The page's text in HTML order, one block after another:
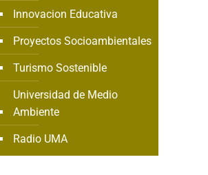
Innovacion Educativa
Proyectos Socioambientales
Turismo Sostenible
Universidad de Medio
Ambiente
Radio UMA